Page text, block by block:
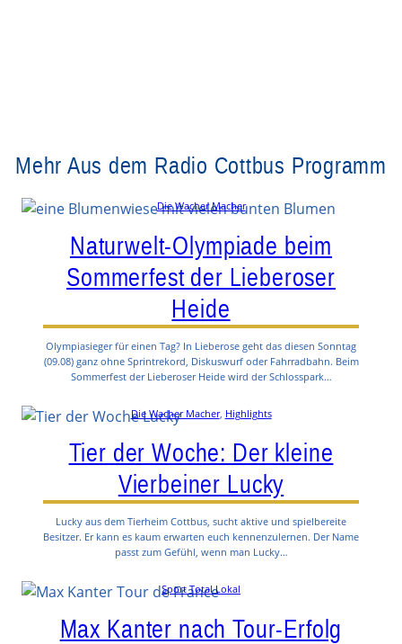
Mehr Aus dem Radio Cottbus Programm
Die Wacher Macher
Naturwelt-Olympiade beim
Sommerfest der Lieberoser
Heide
Olympiasieger für einen Tag? In Lieberose geht das diesen Sonntag
(09.08) ganz ohne Sprintrekord, Diskuswurf oder Fahrradbahn. Beim
Sommerfest der Lieberoser Heide wird der Schlosspark…
Die Wacher Macher, Highlights
Tier der Woche: Der kleine
Vierbeiner Lucky
Lucky aus dem Tierheim Cottbus, sucht aktive und spielbereite
Besitzer. Er kann es kaum erwarten euch kennenzulernen. Der Name
passt zum Gefühl, wenn man Lucky…
Sport Total Lokal
Max Kanter nach Tour-Erfolg